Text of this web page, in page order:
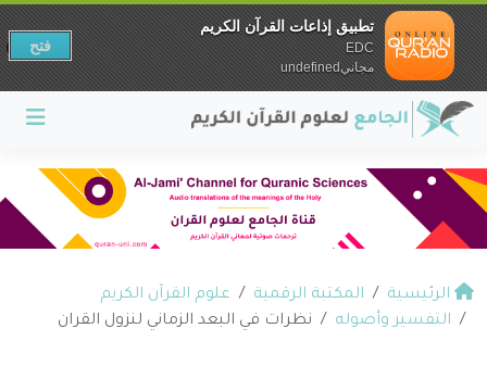
الرئيسية المكتبة الرقمية
علوم القرآن الكريم
التفسير وأصوله
نظرات في البعد الزماني لنزول القران
تطبيق إذاعات القرآن الكريم
EDC
مجانيundefined
فتح